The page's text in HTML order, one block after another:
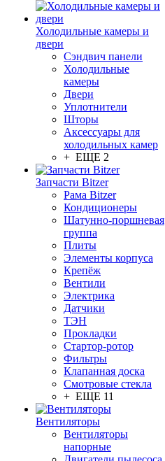
Холодильные камеры и
двери
Сэндвич панели
Холодильные
камеры
Двери
Уплотнители
Шторы
Аксессуары для
холодильных камер
+ ЕЩЕ 2
Запчасти Bitzer
Рама Bitzer
Кондиционеры
Шатунно-поршневая
группа
Плиты
Элементы корпуса
Крепёж
Вентили
Электрика
Датчики
ТЭН
Прокладки
Стартор-ротор
Фильтры
Клапанная доска
Смотровые стекла
+ ЕЩЕ 11
Вентиляторы
Вентиляторы
напорные